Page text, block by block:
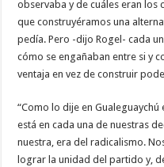
observaba y de cuáles eran
que construyéramos una
pedía. Pero -dijo Rogel- cada
cómo se engañaban entre si y
ventaja en vez de construir
“Como lo dije en
está en cada una de nuestras
nuestra, era del radicalismo.
lograr la unidad del partido y,